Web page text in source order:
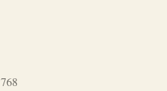
768